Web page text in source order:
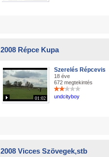
2008 Répce Kupa
01:02
Szerelés Répcevis
18 éve
672 megtekintés
undcityboy
2008 Vicces Szövegek,stb